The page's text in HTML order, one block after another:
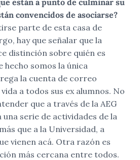
están a punto de culminar su
convencidos de asociarse?
parte de esta casa de
hay que señalar que la
distinción sobre quién es
hecho somos la única
la cuenta de correo
a todos sus ex alumnos. No
que a través de la AEG
una serie de actividades de la
que a la Universidad, a
vienen acá. Otra razón es
más cercana entre todos.